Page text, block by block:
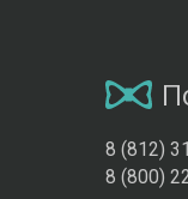
8 (812)
8 (800)